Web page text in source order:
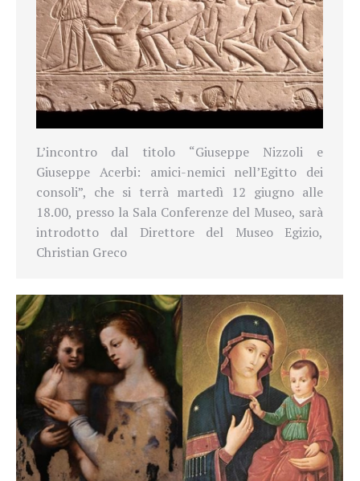
L’incontro dal titolo “Giuseppe Nizzoli e
Giuseppe Acerbi: amici-nemici nell’Egitto dei
consoli”, che si terrà martedì 12 giugno alle
18.00, presso la Sala Conferenze del Museo, sarà
introdotto dal Direttore del Museo Egizio,
Christian Greco